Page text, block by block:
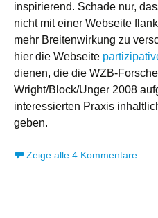
inspirierend. Schade nur,
nicht mit einer Webseite
mehr Breitenwirkung zu
hier die Webseite
dienen, die die WZB-
Wright/Block/Unger 2008
interessierten Praxis
geben.
Zeige alle 4 Kommentare